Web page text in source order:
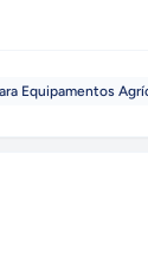
Equipamentos